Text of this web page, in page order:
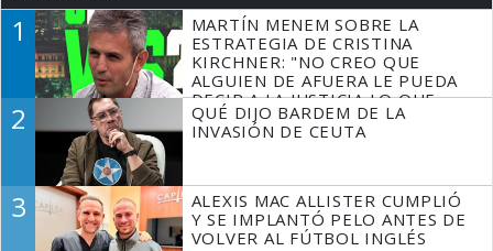
1
MARTÍN MENEM SOBRE LA
ESTRATEGIA DE CRISTINA
KIRCHNER: "NO CREO QUE
ALGUIEN DE AFUERA LE PUEDA
DECIR A LA JUSTICIA LO QUE
TIENE QUE HACER"
2
QUÉ DIJO BARDEM DE LA
INVASIÓN DE CEUTA
3
ALEXIS MAC ALLISTER CUMPLIÓ
Y SE IMPLANTÓ PELO ANTES DE
VOLVER AL FÚTBOL INGLÉS